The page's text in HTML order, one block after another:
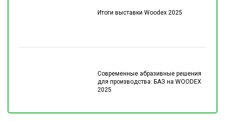
Итоги выставки Woodex 2025
Современные абразивные решения
для производства: БАЗ на WOODEX
2025